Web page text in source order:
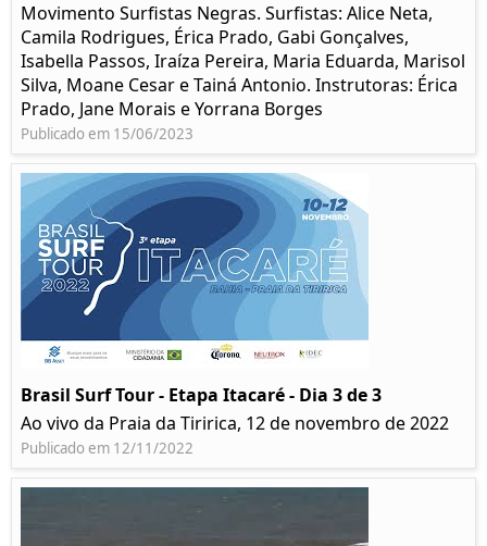
Movimento Surfistas Negras. Surfistas: Alice Neta,
Camila Rodrigues, Érica Prado, Gabi Gonçalves,
Isabella Passos, Iraíza Pereira, Maria Eduarda, Marisol
Silva, Moane Cesar e Tainá Antonio. Instrutoras: Érica
Prado, Jane Morais e Yorrana Borges
Publicado em 15/06/2023
Brasil Surf Tour - Etapa Itacaré - Dia 3 de 3
Ao vivo da Praia da Tiririca, 12 de novembro de 2022
Publicado em 12/11/2022